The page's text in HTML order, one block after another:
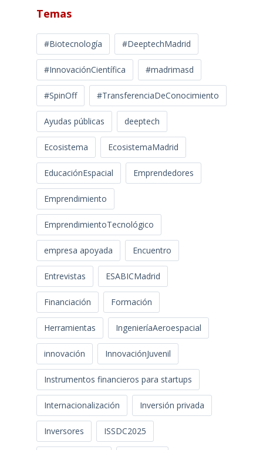
Temas
#Biotecnología #DeeptechMadrid
#InnovaciónCientífica #madrimasd
#SpinOff #TransferenciaDeConocimiento
Ayudas públicas deeptech
Ecosistema EcosistemaMadrid
EducaciónEspacial Emprendedores
Emprendimiento
EmprendimientoTecnológico
empresa apoyada Encuentro
Entrevistas ESABICMadrid
Financiación Formación
Herramientas IngenieríaAeroespacial
innovación InnovaciónJuvenil
Instrumentos financieros para startups
Internacionalización Inversión privada
Inversores ISSDC2025